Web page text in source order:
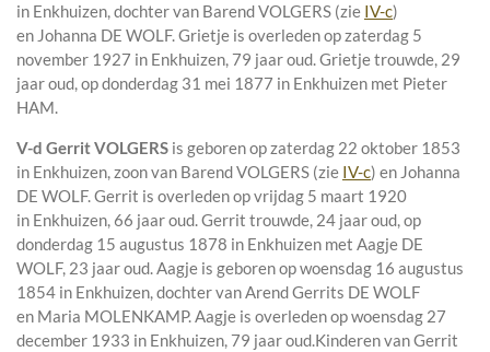
in Enkhuizen, dochter van Barend VOLGERS (zie IV-c)
en Johanna DE WOLF. Grietje is overleden op zaterdag 5
november 1927 in Enkhuizen, 79 jaar oud. Grietje trouwde, 29
jaar oud, op donderdag 31 mei 1877 in Enkhuizen met Pieter
HAM.
V-d Gerrit VOLGERS is geboren op zaterdag 22 oktober 1853
in Enkhuizen, zoon van Barend VOLGERS (zie IV-c) en Johanna
DE WOLF. Gerrit is overleden op vrijdag 5 maart 1920
in Enkhuizen, 66 jaar oud. Gerrit trouwde, 24 jaar oud, op
donderdag 15 augustus 1878 in Enkhuizen met Aagje DE
WOLF, 23 jaar oud. Aagje is geboren op woensdag 16 augustus
1854 in Enkhuizen, dochter vanArend Gerrits DE WOLF
en Maria MOLENKAMP. Aagje is overleden op woensdag 27
december 1933 in Enkhuizen, 79 jaar oud.Kinderen van Gerrit